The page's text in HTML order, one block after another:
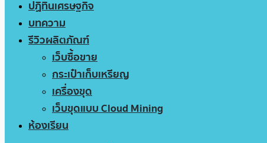
ปฏิทินเศรษฐกิจ
บทความ
รีวิวผลิตภัณฑ์
เว็บซื้อขาย
กระเป๋าเก็บเหรียญ
เครื่องขุด
เว็บขุดแบบ Cloud Mining
ห้องเรียน